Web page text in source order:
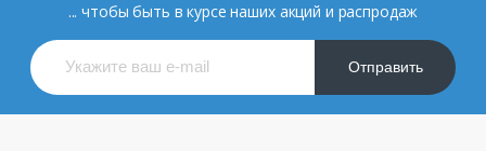
... чтобы быть в курсе наших акций и распродаж
Отправить